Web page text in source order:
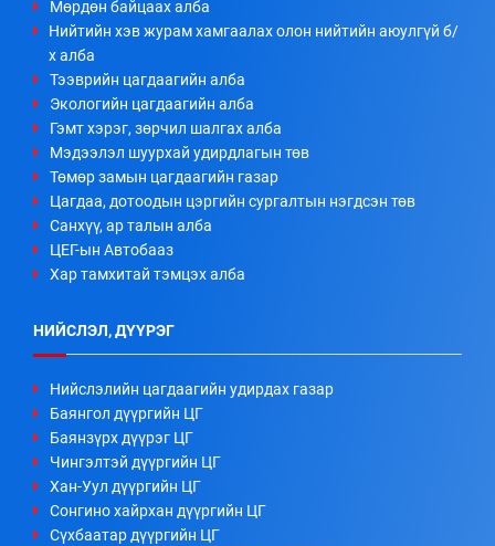
Мөрдөн байцаах алба
Нийтийн хэв журам хамгаалах олон нийтийн аюулгүй б/
х алба
Тээврийн цагдаагийн алба
Экологийн цагдаагийн алба
Гэмт хэрэг, зөрчил шалгах алба
Мэдээлэл шуурхай удирдлагын төв
Төмөр замын цагдаагийн газар
Цагдаа, дотоодын цэргийн сургалтын нэгдсэн төв
Санхүү, ар талын алба
ЦЕГ-ын Автобааз
Хар тамхитай тэмцэх алба
НИЙСЛЭЛ, ДҮҮРЭГ
Нийслэлийн цагдаагийн удирдах газар
Баянгол дүүргийн ЦГ
Баянзүрх дүүрэг ЦГ
Чингэлтэй дүүргийн ЦГ
Хан-Уул дүүргийн ЦГ
Сонгино хайрхан дүүргийн ЦГ
Сүхбаатар дүүргийн ЦГ